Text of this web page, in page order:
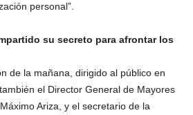
personal”.
su secreto para afrontar los
de la mañana, dirigido al público en
el Director General de Mayores
Ariza, y el secretario de la